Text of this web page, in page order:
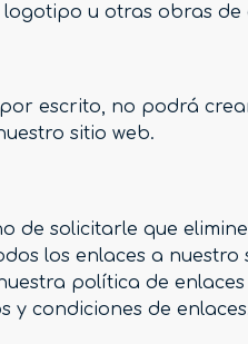
logotipo u otras obras de
escrito, no podrá
sitio web.
de solicitarle que
los enlaces a nuestro
política de
y condiciones de